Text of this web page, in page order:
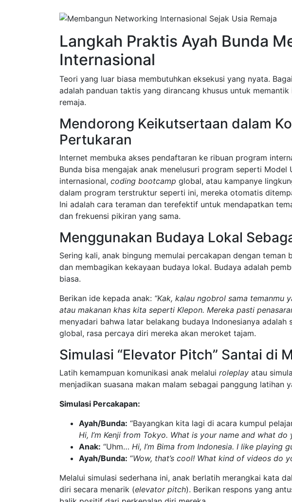
Langkah Praktis Ayah Bunda
Internasional
Teori yang luar biasa membutuhkan eksekusi yang nyata.
adalah panduan taktis yang dirancang khusus untuk
remaja.
Mendorong Keikutsertaan dalam
Pertukaran
Internet membuka akses pendaftaran ke ribuan program
Bunda bisa mengajak anak menelusuri program seperti
internasional, coding bootcamp global, atau kampanye
dalam program terstruktur seperti ini, mereka otomatis
Ini adalah cara teraman dan terefektif untuk mendapatkan
dan frekuensi pikiran yang sama.
Menggunakan Budaya Lokal
Sering kali, anak bingung memulai percakapan dengan teman
dan membagikan kekayaan budaya lokal. Budaya adalah
biasa.
Berikan ide kepada anak: “Kak, kalau ngobrol sama temanmu
atau makanan khas kita seperti Klepon. Mereka pasti
menyadari bahwa latar belakang budaya Indonesianya adalah
global, rasa percaya diri mereka akan meroket tajam.
Simulasi “Elevator Pitch” Santai di
Latih kemampuan komunikasi anak melalui roleplay atau
menjadikan suasana makan malam sebagai panggung latihan
Simulasi Percakapan:
Ayah/Bunda: “Bayangkan kita lagi di acara kumpul
Hi, I’m Kenji from Tokyo. What is your name and what
Anak: “Uhm… Hi, I’m Bima from Indonesia. I like playing
Ayah/Bunda: “Wow, that’s cool! What kind of videos do
Melalui simulasi sederhana ini, anak berlatih merangkai kata
diri secara menarik (elevator pitch). Berikan respons yang